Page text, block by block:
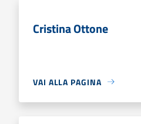
Cristina Ottone
VAI ALLA PAGINA